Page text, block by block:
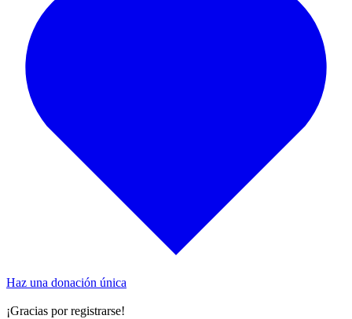
Haz una donación única
¡Gracias por registrarse!